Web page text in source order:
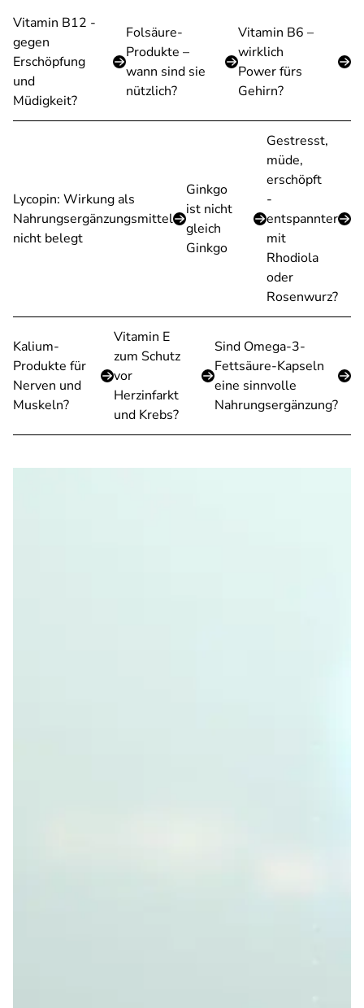
Vitamin B12 -
gegen
Erschöpfung
und
Müdigkeit?
Folsäure-
Produkte –
wann sind sie
nützlich?
Vitamin B6 –
wirklich
Power fürs
Gehirn?
Lycopin: Wirkung als
Nahrungsergänzungsmittel
nicht belegt
Ginkgo
ist nicht
gleich
Ginkgo
Gestresst,
müde,
erschöpft
-
entspannter
mit
Rhodiola
oder
Rosenwurz?
Kalium-
Produkte für
Nerven und
Muskeln?
Vitamin E
zum Schutz
vor
Herzinfarkt
und Krebs?
Sind Omega-3-
Fettsäure-Kapseln
eine sinnvolle
Nahrungsergänzung?